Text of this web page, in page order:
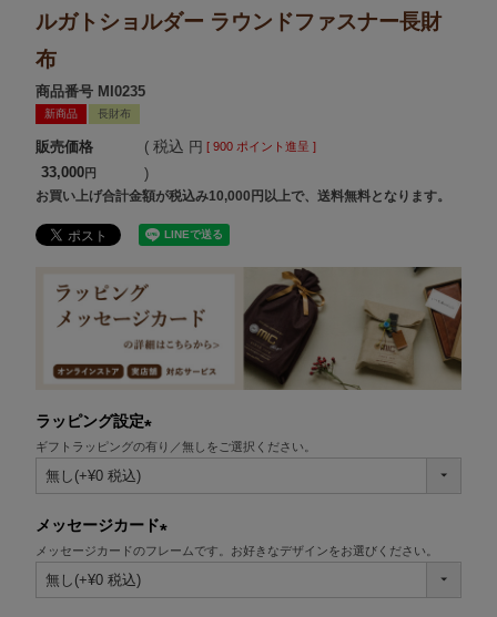
ルガトショルダー ラウンドファスナー長財
布
商品番号 MI0235
新商品 長財布
販売価格
33,000
税込 [ 900 ポイント進呈 ]
お買い上げ合計金額が税込み10,000円以上で、送料無料となります。
ラッピング設定
(必
ギフトラッピングの有り／無しをご選択ください。
メッセージカード
(必
メッセージカードのフレームです。お好きなデザインをお選びください。